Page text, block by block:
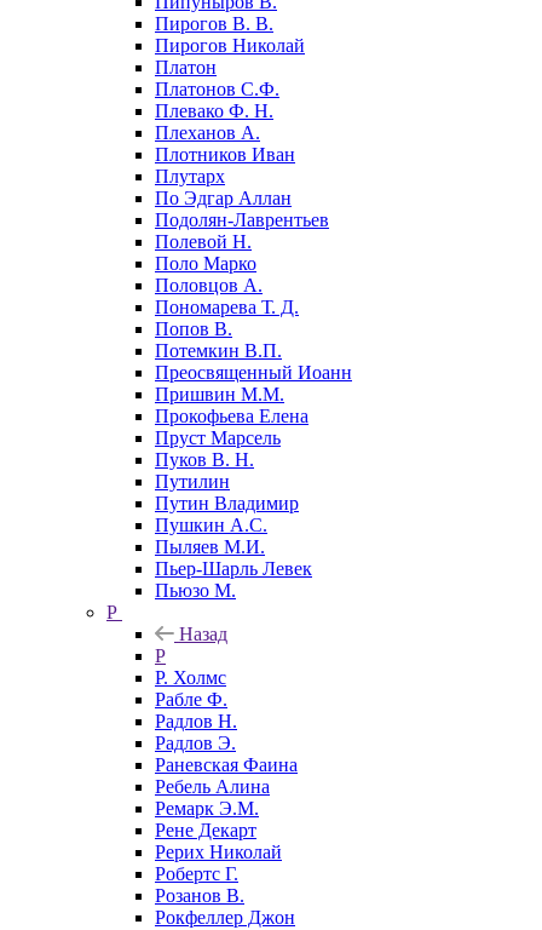
Пирогов В. В.
Пирогов Николай
Платон
Платонов С.Ф.
Плевако Ф. Н.
Плеханов А.
Плотников Иван
Плутарх
По Эдгар Аллан
Подолян-Лаврентьев
Полевой Н.
Поло Марко
Половцов А.
Пономарева Т. Д.
Попов В.
Потемкин В.П.
Преосвященный Иоанн
Пришвин М.М.
Прокофьева Елена
Пруст Марсель
Пуков В. Н.
Путилин
Путин Владимир
Пушкин А.С.
Пыляев М.И.
Пьер-Шарль Левек
Пьюзо М.
Р
Назад
Р
Р. Холмс
Рабле Ф.
Радлов Н.
Радлов Э.
Раневская Фаина
Ребель Алина
Ремарк Э.М.
Рене Декарт
Рерих Николай
Робертс Г.
Розанов В.
Рокфеллер Джон